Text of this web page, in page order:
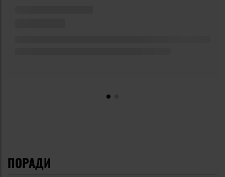
ПОРАДИ